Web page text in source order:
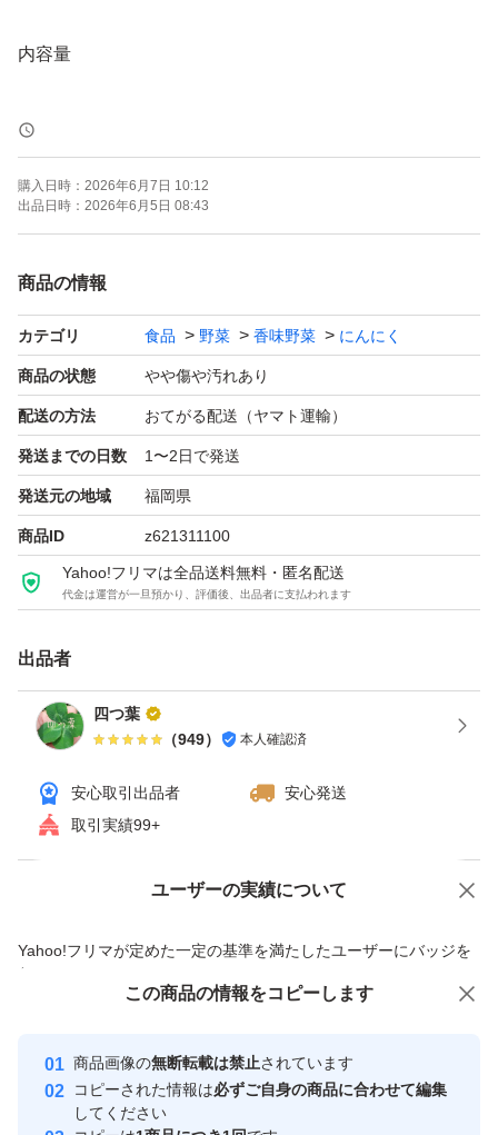
内容量
バラにんにく(乾燥品)箱込み１キロ
(色んな大きさが入ってます)
玉にんにくの約15個程度の量が入ってます。
化成肥料不使用
自家にんにくの種を使用
自然農法
こちらはネコポストでの発送ですので
ポストに入ります。
※時間指定不可です。
購入日時： 2026年6月7日 10:12
出品日時： 2026年6月5日 08:43
商品の情報
カテゴリ 食品 野菜 香味野菜 にんにく
商品の状態 やや傷や汚れあり
配送の方法 おてがる配送（ヤマト運輸）
発送までの日数 1〜2日で発送
発送元の地域 福岡県
商品ID z621311100
Yahoo!フリマは全品送料無料・匿名配送
代金は運営が一旦預かり、評価後、出品者に支払われます
出品者
四つ葉
（949） 本人確認済
安心取引出品者
安心発送
取引実績99+
ユーザーの実績について
Yahoo!フリマが定めた一定の基準を満たしたユーザーにバッジを
付与しています
安心取引出品者
心・安全なユーザーです
取引実績
価格の相談 商品への質問
この商品の情報をコピーします
商品画像の無断転載は禁止されています
コピーされた情報は必ずご自身の商品に合わせて編集
してください
この商品をみている人にオススメ